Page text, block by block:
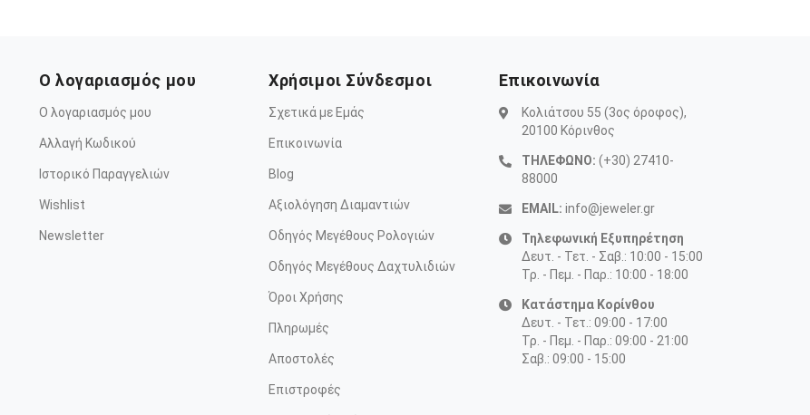
Ο λογαριασμός μου
Ο λογαριασμός μου
Αλλαγή Κωδικού
Ιστορικό Παραγγελιών
Wishlist
Newsletter
Χρήσιμοι Σύνδεσμοι
Σχετικά με Εμάς
Επικοινωνία
Blog
Αξιολόγηση Διαμαντιών
Οδηγός Μεγέθους Ρολογιών
Οδηγός Μεγέθους Δαχτυλιδιών
Όροι Χρήσης
Πληρωμές
Αποστολές
Επιστροφές
Επικοινωνία
Κολιάτσου 55 (3ος όροφος),
20100 Κόρινθος
ΤΗΛΕΦΩΝΟ: (+30) 27410-
88000
EMAIL: info@jeweler.gr
Τηλεφωνική Εξυπηρέτηση
Δευτ. - Τετ. - Σαβ.: 10:00 - 15:00
Τρ. - Πεμ. - Παρ.: 10:00 - 18:00
Κατάστημα Κορίνθου
Δευτ. - Τετ.: 09:00 - 17:00
Τρ. - Πεμ. - Παρ.: 09:00 - 21:00
Σαβ.: 09:00 - 15:00